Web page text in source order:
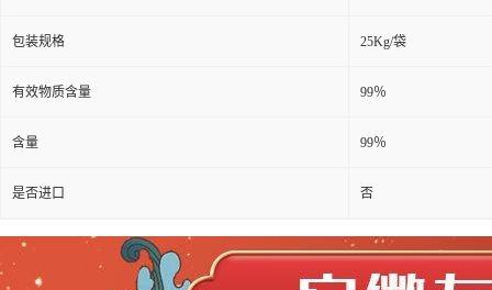
包装规格 25Kg/袋
有效物质含量 99％
含量 99％
是否进口 否